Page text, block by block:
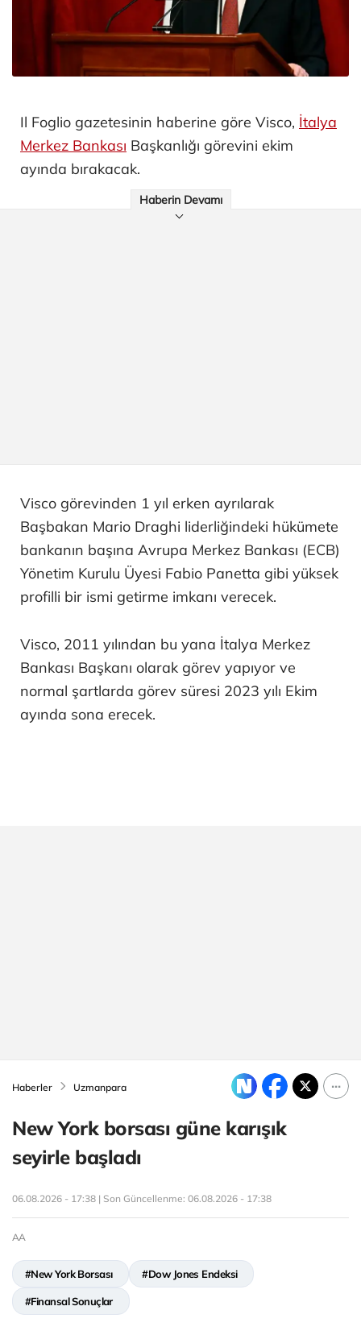
Il Foglio gazetesinin haberine göre Visco, İtalya
Merkez Bankası Başkanlığı görevini ekim
ayında bırakacak.
Haberin Devamı
Visco görevinden 1 yıl erken ayrılarak
Başbakan Mario Draghi liderliğindeki hükümete
bankanın başına Avrupa Merkez Bankası (ECB)
Yönetim Kurulu Üyesi Fabio Panetta gibi yüksek
profilli bir ismi getirme imkanı verecek.
Visco, 2011 yılından bu yana İtalya Merkez
Bankası Başkanı olarak görev yapıyor ve
normal şartlarda görev süresi 2023 yılı Ekim
ayında sona erecek.
Haberler Uzmanpara
New York borsası güne karışık
seyirle başladı
06.08.2026 - 17:38 | Son Güncellenme: 06.08.2026 - 17:38
AA
#New York Borsası #Dow Jones Endeksi
#Finansal Sonuçlar